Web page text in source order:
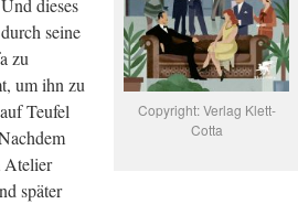
Copyright: Verlag Klett-
Cotta
dieses
seine
zu
um ihn zu
Teufel
Atelier
später